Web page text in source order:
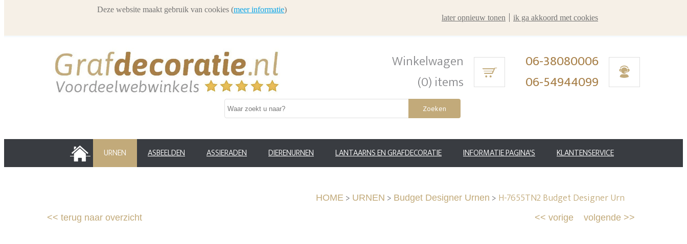
Winkelwagen
(0) items
06-38080006
06-54944099
Zoeken
HOME URNEN ASBEELDEN ASSIERADEN DIERENURNEN LANTAARNS EN GRAFDECORATIE INFORMATIE PAGINA'S KLANTENSERVICE
HOME > URNEN > Budget Designer Urnen > H-7655TN2 Budget Designer Urn
<< terug naar overzicht volgende >>
<< vorige
Deze website maakt gebruik van cookies (meer informatie)
later opnieuw tonen
ik ga akkoord met cookies